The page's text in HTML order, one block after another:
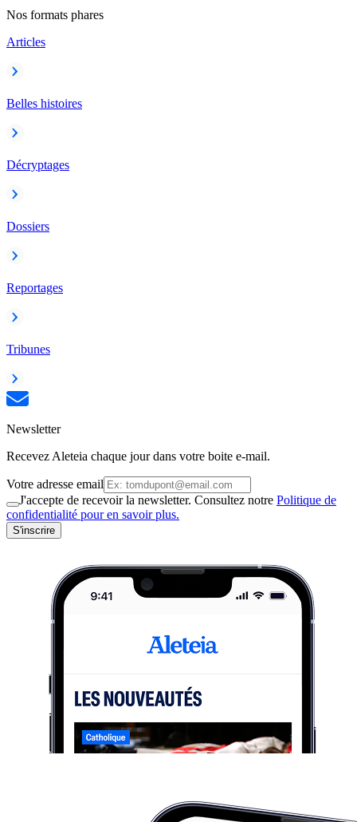
Nos formats phares
Articles
Belles histoires
Décryptages
Dossiers
Reportages
Tribunes
Newsletter
Recevez Aleteia chaque jour dans votre boite e-mail.
Votre adresse email
J'accepte de recevoir la newsletter. Consultez notre Politique de
confidentialité pour en savoir plus.
S'inscrire